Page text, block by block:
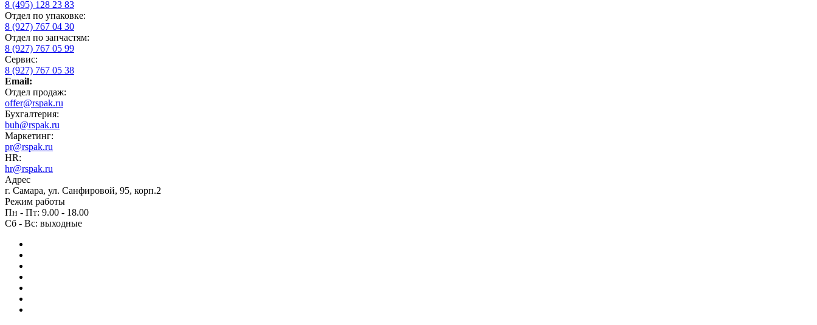
8 (495) 128 23 83
Отдел по упаковке:
8 (927) 767 04 30
Отдел по запчастям:
8 (927) 767 05 99
Сервис:
8 (927) 767 05 38
Email:
Отдел продаж:
offer@rspak.ru
Бухгалтерия:
buh@rspak.ru
Маркетинг:
pr@rspak.ru
HR:
hr@rspak.ru
Адрес
г. Самара, ул. Санфировой, 95, корп.2
Режим работы
Пн - Пт: 9.00 - 18.00
Сб - Вс: выходные